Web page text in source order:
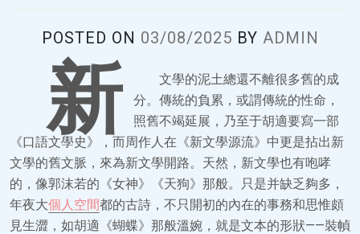
POSTED ON 03/08/2025 BY ADMIN
新
文學的泥土總還不離很多舊的成
分。傳統的負累，或謂傳統的性命，
照舊不竭延展，乃至于胡適要寫一部
《口語文學史》，而周作人在《新文學源流》中更是拈出新
文學的舊文脈，來為新文學開路。天然，新文學也有咆哮
的，像郭沫若的《女神》《天狗》那般。只是并缺乏夠多，
年夜大個人空間都的古詩，不只開初的內在的事務和思惟頗
見生澀，如胡適《蝴蝶》那般溫婉，就是文本的形狀——裝幀